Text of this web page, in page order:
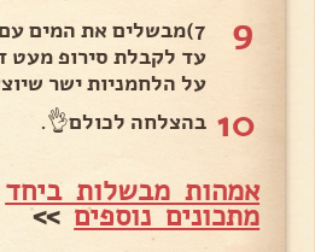
9
7)מבשלים את המים עם
עד לקבלת סירופ מעט
על הלחמניות ישר
10 בהצלחה לכולם👌.
אמהות מבשלות ביחד
מתכונים נוספים>>